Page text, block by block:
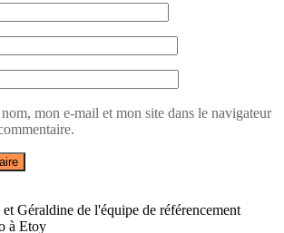
mon e-mail et mon site dans le navigateur